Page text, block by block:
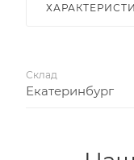
Склад
Екатеринбург